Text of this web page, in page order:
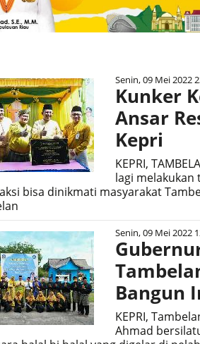
Senin, 09 Mei 2022
Kunker
Ansar
Kepri
KEPRI,
lagi melakukan
bisa dinikmati masyarakat
Senin, 09 Mei 2022
Bangun
KEPRI,
Ahmad